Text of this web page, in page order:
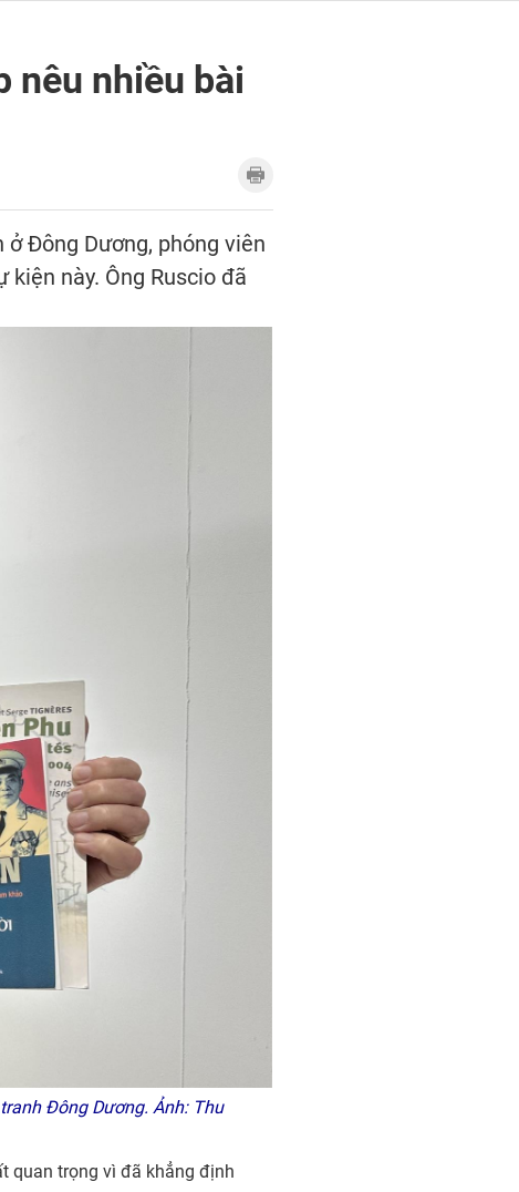
nêu nhiều bài
Đông Dương, phóng viên
này. Ông Ruscio đã
Đông Dương. Ảnh: Thu
quan trọng vì đã khẳng định